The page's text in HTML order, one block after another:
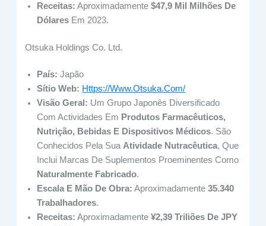
Receitas: Aproximadamente$47,9 Mil Milhões De
Dólares Em 2023.
Otsuka Holdings Co. Ltd.
País: Japão
Sítio Web: Https://www.otsuka.com/
Visão Geral: Um Grupo Japonês Diversificado
Com Actividades Em Produtos Farmacêuticos,
Nutrição, Bebidas E Dispositivos Médicos. São
Conhecidos Pela SuaAtividade Nutracêutica, Que
Inclui Marcas De Suplementos Proeminentes Como
Naturalmente Fabricado.
Escala E Mão De Obra: Aproximadamente35.340
Trabalhadores.
Receitas: Aproximadamente¥2,39 Triliões De JPY